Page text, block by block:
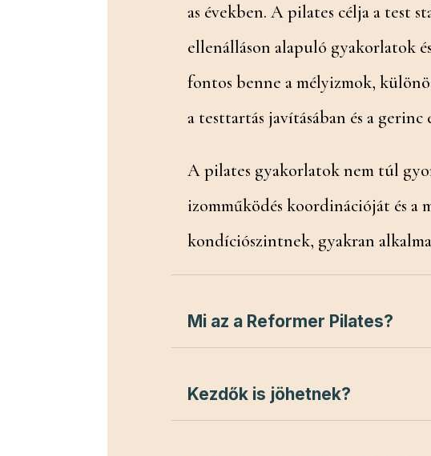
as években. A pilates célja a test
ellenálláson alapuló gyakorlatok
fontos benne a mélyizmok,
a testtartás javításában és a gerinc
A pilates gyakorlatok nem túl
izomműködés koordinációját és a
kondíciószintnek, gyakran
Mi az a Reformer Pilates?
Kezdők is jöhetnek?